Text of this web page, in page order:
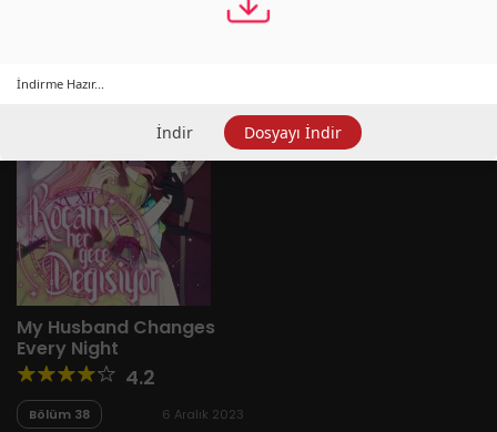
My Husband Changes
Every Night
4.2
Bölüm 38 6 Aralık 2023
İndirme Hazır...
İndir Dosyayı İndir